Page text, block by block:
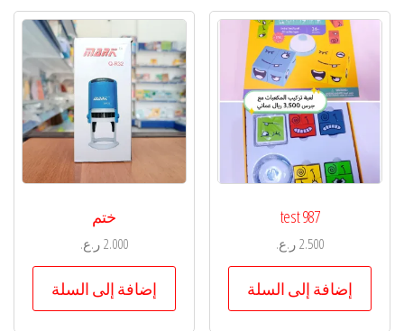
test 987
2.500ر.ع.
إضافة إلى السلة
ختم
2.000ر.ع.
إضافة إلى السلة